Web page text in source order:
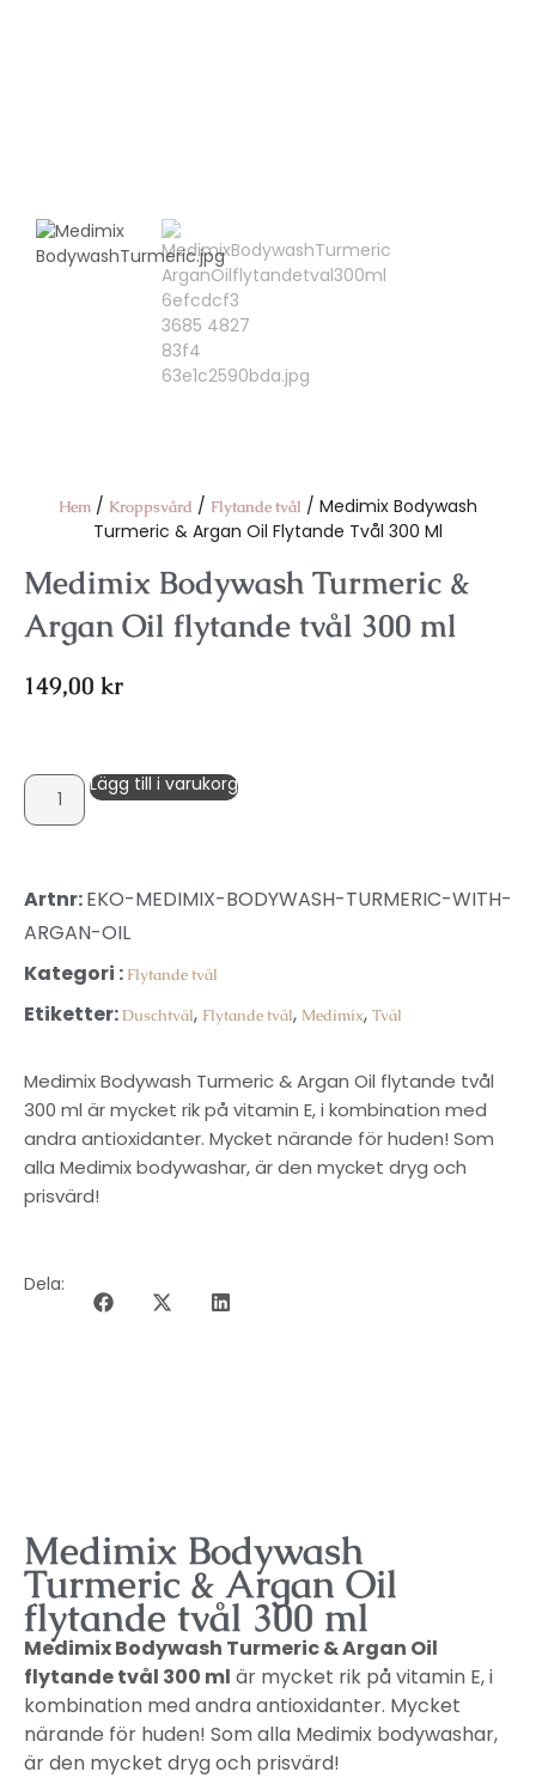
Hem / Kroppsvård / Flytande tvål / Medimix Bodywash
Turmeric & Argan Oil Flytande Tvål 300 Ml
Medimix Bodywash Turmeric &
Argan Oil flytande tvål 300 ml
149,00 kr
Lägg till i varukorg
Artnr:EKO-MEDIMIX-BODYWASH-TURMERIC-WITH-
ARGAN-OIL
Kategori : Flytande tvål
Etiketter: Duschtvål, Flytande tvål, Medimix, Tvål
Medimix Bodywash Turmeric & Argan Oil flytande tvål
300 ml är mycket rik på vitamin E, i kombination med
andra antioxidanter. Mycket närande för huden! Som
alla Medimix bodywashar, är den mycket dryg och
prisvärd!
Dela:
Medimix Bodywash
Turmeric & Argan Oil
flytande tvål 300 ml
Medimix Bodywash Turmeric & Argan Oil
flytande tvål 300 ml är mycket rik på vitamin E, i
kombination med andra antioxidanter. Mycket
närande för huden! Som alla Medimix bodywashar,
är den mycket dryg och prisvärd!